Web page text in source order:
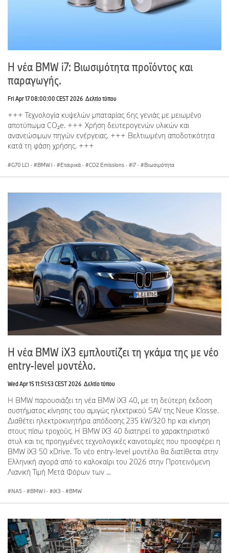
Η νέα BMW i7: Βιωσιμότητα προϊόντος και
παραγωγής.
Fri Apr 17 08:00:00 CEST 2026 Δελτίο τύπου
+++ Τεχνολογία κυψελών μπαταρίας 6ης γενιάς με μειωμένο
αποτύπωμα CO₂e. +++ Χρήση δευτερογενών υλικών και
ανανεώσιμων πηγών ενέργειας. +++ Βελτιωμένη αποδοτικότητα
κατά τη φάση χρήσης. +++
G70 LCI · BMW i · Εταιρικά · CO2 Emissions · i7 · Βιωσιμότητα
Η νέα BMW iX3 εμπλουτίζει τη γκάμα της με νέο
entry-level μοντέλο.
Wed Apr 15 11:51:53 CEST 2026 Δελτίο τύπου
Η BMW παρουσιάζει τη νέα BMW iX3 40, με τη δεύτερη έκδοση
συστήματος κίνησης του αμιγώς ηλεκτρικού SAV της Neue Klasse.
Διαθέτει ηλεκτροκινητήρα απόδοσης 235 kW/320 hp και κίνηση
στους πίσω τροχούς. Η BMW iX3 40 διατηρεί το χαρακτηριστικό
στυλ και τις προηγμένες τεχνολογικές καινοτομίες που προσφέρει η
BMW iX3 50 xDrive. Το νέο entry-level μοντέλο θα διατίθεται στην
Ελληνική αγορά από το καλοκαίρι του 2026 στην Προτεινόμενη
Λιανική Τιμή Μετά Φόρων των ...
NA5 · BMW i · iX3 · BMW